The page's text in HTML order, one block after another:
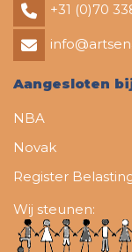
+31 (0)70
Aangesloten
NBA
Novak
Register
Wij steunen: